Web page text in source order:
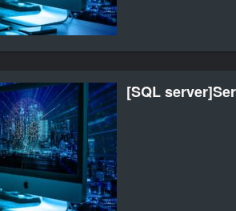
[SQL